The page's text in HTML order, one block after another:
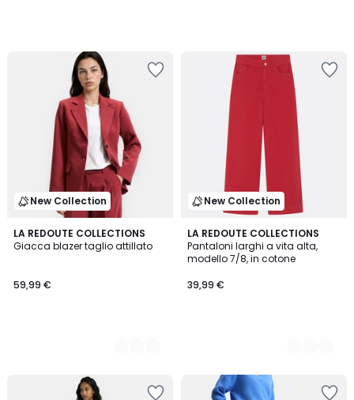
New Collection
LA REDOUTE COLLECTIONS
Giacca blazer taglio attillato
59,99 €
2
Colori
New Collection
LA REDOUTE COLLECTIONS
Pantaloni larghi a vita alta,
modello 7/8, in cotone
39,99 €
2
Colori